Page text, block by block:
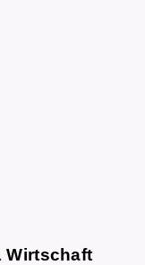
Wirtschaft